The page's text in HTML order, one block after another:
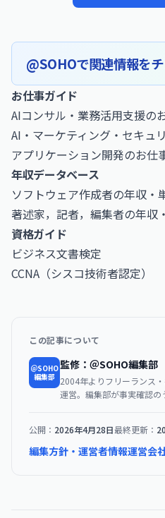
@SOHOで関連情報を
お仕事ガイド
AIコンサル・業務活用支援の
AI・マーケティング・セキュ
アプリケーション開発のお仕
年収データベース
ソフトウェア作成者の年収・
著述家，記者，編集者の年収
資格ガイド
ビジネス文書検定
CCNA（シスコ技術者認定）
この記事について
＠SOHO
編集部
監修：＠SOHO編集部
2004年よりフリーランス
運営。編集部が事実確認の
公開： 2026年4月28日最終更新：
編集方針・運営者情報運営会